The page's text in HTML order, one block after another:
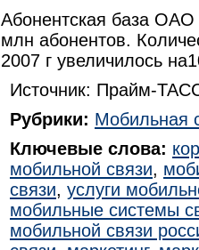
Абонентская база
млн абонентов.
2007 г увеличилось
Источник: Прайм-
Рубрики: Мобильная
Ключевые слова:
мобильной связи,
связи, услуги
мобильные системы
мобильной связи